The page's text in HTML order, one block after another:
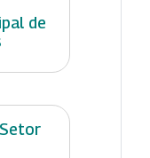
de